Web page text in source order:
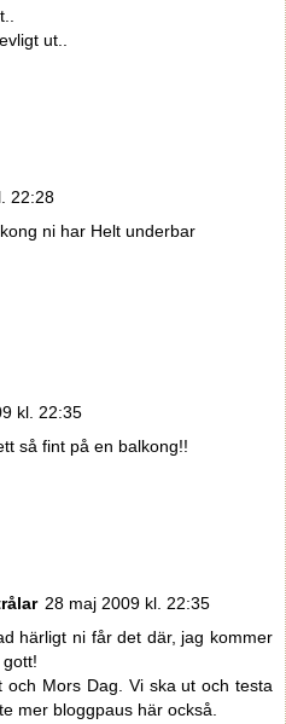
ut..
22:28
ni har Helt underbar
kl. 22:35
så fint på en balkong!!
28 maj 2009 kl. 22:35
härligt ni får det där, jag kommer
och Mors Dag. Vi ska ut och testa
mer bloggpaus här också.